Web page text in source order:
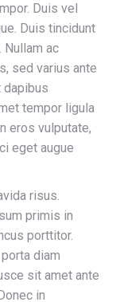
Duis vel
Duis tincidunt
Nullam ac
sed varius ante
dapibus
tempor ligula
eros vulputate,
eget augue
risus.
primis in
porttitor.
diam
sit amet ante
in